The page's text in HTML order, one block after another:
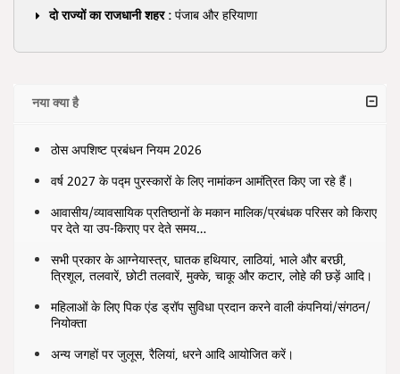
दो राज्यों का राजधानी शहर :पंजाब और हरियाणा
नया क्या है
ठोस अपशिष्ट प्रबंधन नियम 2026
वर्ष 2027 के पद्म पुरस्कारों के लिए नामांकन आमंत्रित किए जा रहे हैं।
आवासीय/व्यावसायिक प्रतिष्ठानों के मकान मालिक/प्रबंधक परिसर को किराए
पर देते या उप-किराए पर देते समय…
सभी प्रकार के आग्नेयास्त्र, घातक हथियार, लाठियां, भाले और बरछी,
त्रिशूल, तलवारें, छोटी तलवारें, मुक्के, चाकू और कटार, लोहे की छड़ें आदि।
महिलाओं के लिए पिक एंड ड्रॉप सुविधा प्रदान करने वाली कंपनियां/संगठन/
नियोक्ता
अन्य जगहों पर जुलूस, रैलियां, धरने आदि आयोजित करें।